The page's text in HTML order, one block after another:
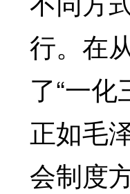
行。在
了“一
正如毛
会制度